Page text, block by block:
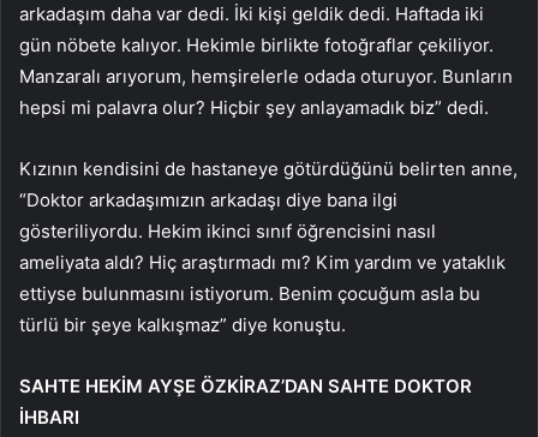
arkadaşım daha var dedi. İki kişi geldik dedi. Haftada iki
gün nöbete kalıyor. Hekimle birlikte fotoğraflar çekiliyor.
Manzaralı arıyorum, hemşirelerle odada oturuyor. Bunların
hepsi mi palavra olur? Hiçbir şey anlayamadık biz” dedi.
Kızının kendisini de hastaneye götürdüğünü belirten anne,
“Doktor arkadaşımızın arkadaşı diye bana ilgi
gösteriliyordu. Hekim ikinci sınıf öğrencisini nasıl
ameliyata aldı? Hiç araştırmadı mı? Kim yardım ve yataklık
ettiyse bulunmasını istiyorum. Benim çocuğum asla bu
türlü bir şeye kalkışmaz” diye konuştu.
SAHTE HEKİM AYŞE ÖZKİRAZ’DAN SAHTE DOKTOR
İHBARI